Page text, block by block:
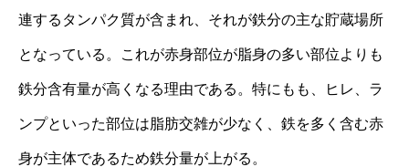
連するタンパク質が含まれ、それが鉄分の主な貯蔵場所
となっている。これが赤身部位が脂身の多い部位よりも
鉄分含有量が高くなる理由である。特にもも、ヒレ、ラ
ンプといった部位は脂肪交雑が少なく、鉄を多く含む赤
身が主体であるため鉄分量が上がる。